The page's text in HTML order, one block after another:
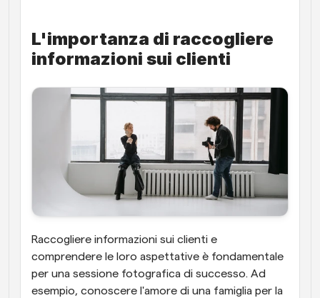
L'importanza di raccogliere
informazioni sui clienti
Raccogliere informazioni sui clienti e
comprendere le loro aspettative è fondamentale
per una sessione fotografica di successo. Ad
esempio, conoscere l'amore di una famiglia per la